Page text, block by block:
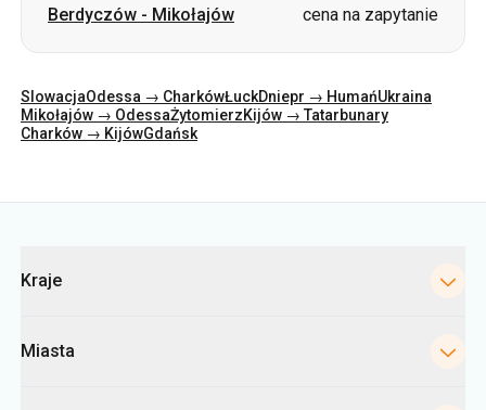
Berdyczów - Mikołajów cena na zapytanie
SlowacjaOdessa → CharkówŁuckDniepr → HumańUkraina
Mikołajów → OdessaŻytomierzKijów → Tatarbunary
Charków → KijówGdańsk
Kraje
Miasta